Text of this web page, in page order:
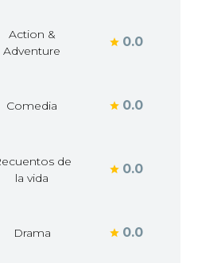
Action &
Adventure
0.0
Comedia 0.0
de
la vida
0.0
Drama 0.0